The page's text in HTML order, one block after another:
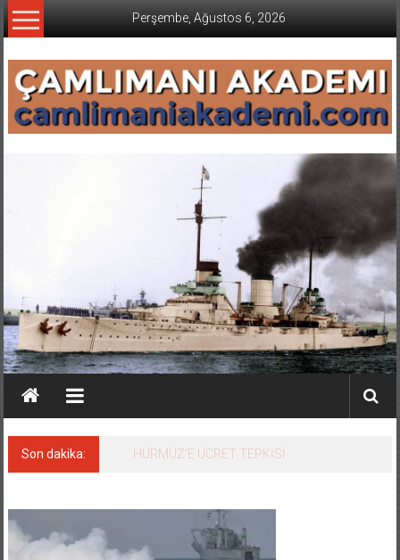
İçeriğe
geç
Perşembe, Ağustos 6, 2026
Son dakika: HÜRMÜZ’E ÜCRET TEPKİSİ